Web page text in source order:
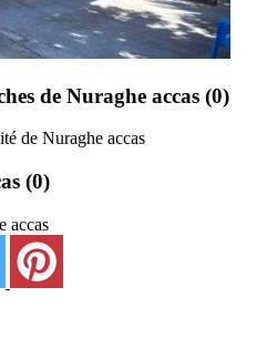
de Nuraghe accas (0)
de Nuraghe accas
(0)
accas